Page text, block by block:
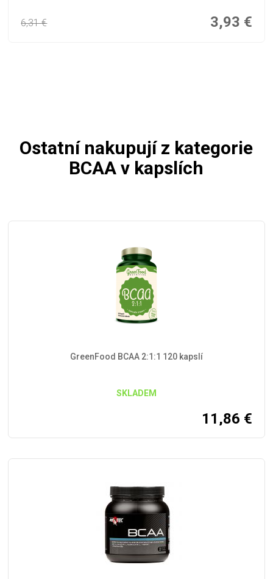
6,31€ 3,93 €
Ostatní nakupují z kategorie
BCAA v kapslích
GreenFood BCAA 2:1:1 120 kapslí
SKLADEM
11,86 €